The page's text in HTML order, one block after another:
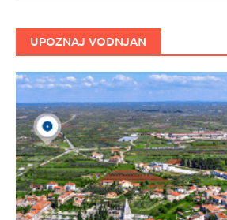
UPOZNAJ VODNJAN